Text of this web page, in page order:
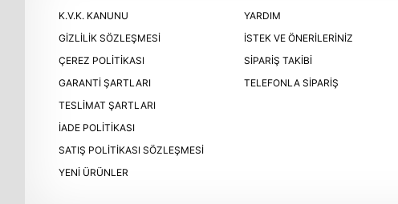
K.V.K. KANUNU
GIZLILIK SÖZLEŞMESI
ÇEREZ POLITIKASI
GARANTI ŞARTLARI
TESLIMAT ŞARTLARI
İADE POLITIKASI
SATIŞ POLITIKASI SÖZLEŞMESI
YENI ÜRÜNLER
YARDIM
İSTEK VE ÖNERILERINIZ
SIPARIŞ TAKIBI
TELEFONLA SIPARIŞ